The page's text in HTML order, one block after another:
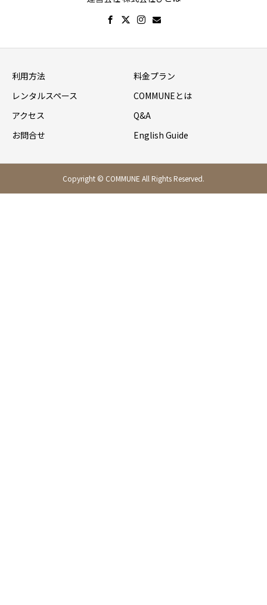
利用方法
料金プラン
レンタルスペース
COMMUNEとは
アクセス
Q&A
お問合せ
English Guide
Copyright © COMMUNE All Rights Reserved.